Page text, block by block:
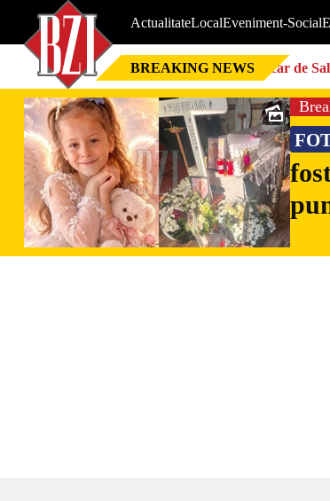
ActualitateLocalEveniment-Social
BREAKING NEWS Focar de